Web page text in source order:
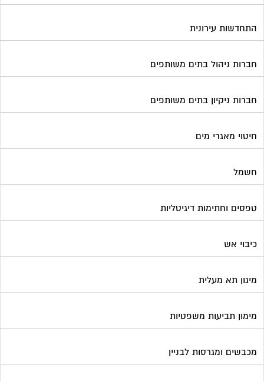
התחדשות עירונית
חברות ניהול בתים משותפים
חברות ניקיון בתים משותפים
חיטוי מאגרי מים
חשמל
טפסים וחתימות דיגיטליות
כיבוי אש
מיגון תא מעלית
מימון תביעות משפטיות
מכבשים ומגרסות לבניין